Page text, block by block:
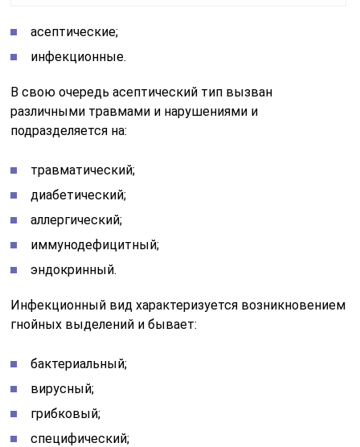
асептические;
инфекционные.
В свою очередь асептический тип вызван
различными травмами и нарушениями и
подразделяется на:
травматический;
диабетический;
аллергический;
иммунодефицитный;
эндокринный.
Инфекционный вид характеризуется возникновением
гнойных выделений и бывает:
бактериальный;
вирусный;
грибковый;
специфический;